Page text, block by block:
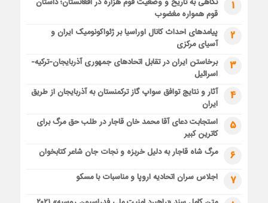
1
قوم همواره مغضوب
2
پیامدهای احداث کانال اوراسیا بر ژئواکونومیک ایران و
آسیای مرکزی
3
برخاستن ایران در تقابل اتحادهای جمهوری آذربایجان-ترکیه-
اسرائیل
4
آثار و نتایج توافق سواپ گاز ترکمنستان به آذربایجان از طریق
ایران
5
استجابت دعای آقا محمد خان قاجار در طلب حق مرگ برای
کاترین کبیر
6 مرگ شاه قاجار به دلیل خربزه و نجات جان شاعر کتابخوان
7 اجلاس سران اتحادیه اروپا و مناسبات با مسکو